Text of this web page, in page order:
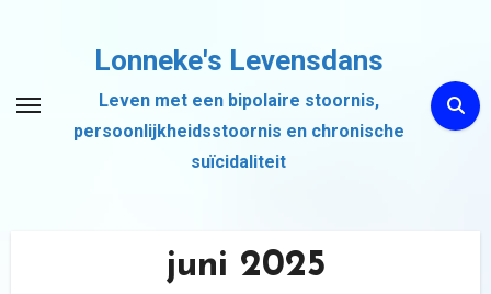
inhoud
Lonneke's Levensdans
Leven met een bipolaire stoornis,
persoonlijkheidsstoornis en chronische
suïcidaliteit
juni 2025